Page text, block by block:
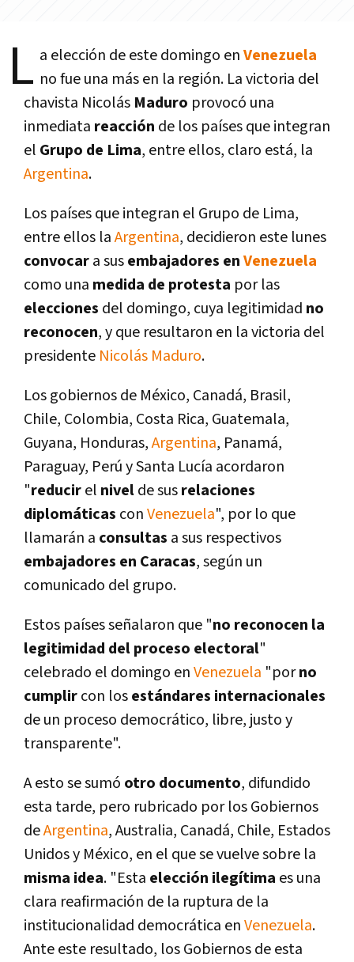
L a elección de este domingo enVenezuela
no fue una más en la región. La victoria del
chavista Nicolás Maduro provocó una
inmediata reacción de los paí­ses que integran
el Grupo de Lima, entre ellos, claro está, la
Argentina.
Los paí­ses que integran el Grupo de Lima,
entre ellos laArgentina, decidieron este lunes
convocara susembajadores enVenezuela
como una medida de protesta por las
elecciones del domingo, cuya legitimidad no
reconocen, y que resultaron en la victoria del
presidente Nicolás Maduro.
Los gobiernos de México, Canadá, Brasil,
Chile, Colombia, Costa Rica, Guatemala,
Guyana, Honduras,Argentina, Panamá,
Paraguay, Perú y Santa Lucí­a acordaron
"reducirel nivelde susrelaciones
diplomáticas conVenezuela", por lo que
llamarán a consultas a sus respectivos
embajadores en Caracas, según un
comunicado del grupo.
Estos paí­ses señalaron que "no reconocen la
legitimidad del proceso electoral"
celebrado el domingo enVenezuela "porno
cumplircon losestándares internacionales
de un proceso democrático, libre, justo y
transparente".
A esto se sumó otro documento, difundido
esta tarde, pero rubricado por los Gobiernos
deArgentina, Australia, Canadá, Chile, Estados
Unidos y México, en el que se vuelve sobre la
misma idea. "Esta elección ilegí­tima es una
clara reafirmación de la ruptura de la
institucionalidad democrática enVenezuela.
Ante este resultado, los Gobiernos de esta